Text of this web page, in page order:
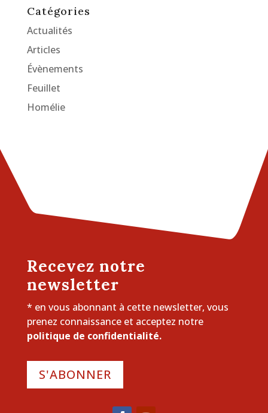
Catégories
Actualités
Articles
Évènements
Feuillet
Homélie
Recevez notre
newsletter
* en vous abonnant à cette newsletter, vous
prenez connaissance et acceptez notre
politique de confidentialité.
S'ABONNER